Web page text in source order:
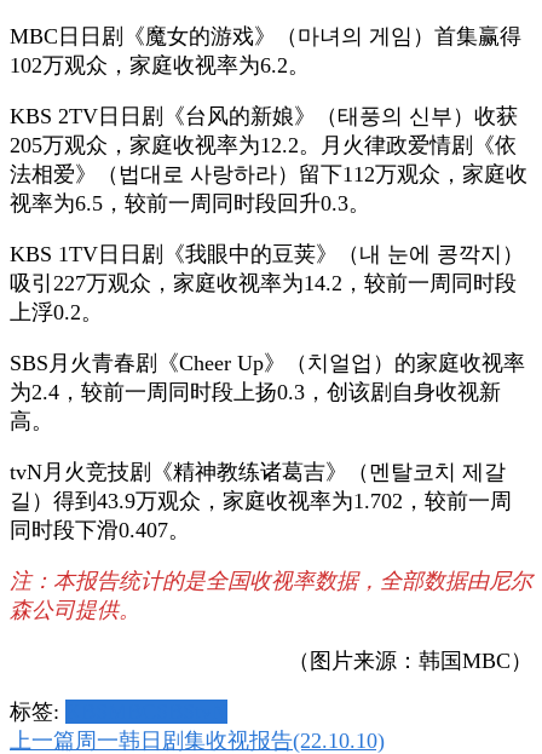
MBC日日剧《魔女的游戏》（마녀의 게임）首集赢得
102万观众，家庭收视率为6.2。
KBS 2TV日日剧《台风的新娘》（태풍의 신부）收获
205万观众，家庭收视率为12.2。月火律政爱情剧《依
法相爱》（법대로 사랑하라）留下112万观众，家庭收
视率为6.5，较前一周同时段回升0.3。
KBS 1TV日日剧《我眼中的豆荚》（내 눈에 콩깍지）
吸引227万观众，家庭收视率为14.2，较前一周同时段
上浮0.2。
SBS月火青春剧《Cheer Up》（치얼업）的家庭收视率
为2.4，较前一周同时段上扬0.3，创该剧自身收视新
高。
tvN月火竞技剧《精神教练诸葛吉》（멘탈코치 제갈
길）得到43.9万观众，家庭收视率为1.702，较前一周
同时段下滑0.407。
注：本报告统计的是全国收视率数据，全部数据由尼尔
森公司提供。
（图片来源：韩国MBC）
标签:
上一篇周一韩日剧集收视报告(22.10.10)